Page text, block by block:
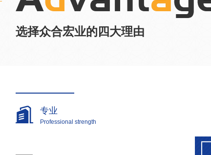
选择众合宏业的四大理由
专业
Professional strength